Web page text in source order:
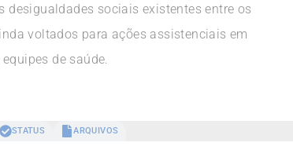
sociais existentes entre os
voltados para ações assistenciais em
de saúde.
STATUS ARQUIVOS